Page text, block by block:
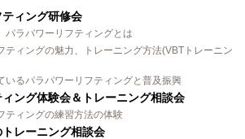
ィング研修会
パラパワーリフティングとは
ティングの魅力、トレーニング方法(VBTトレーニン
いるパラパワーリフティングと普及振興
ング体験会＆トレーニング相談会
ティングの練習方法の体験
レーニング相談会